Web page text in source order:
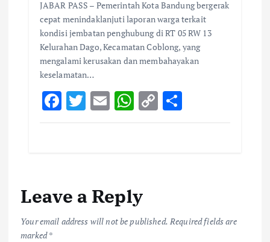
JABAR PASS – Pemerintah Kota Bandung bergerak
cepat menindaklanjuti laporan warga terkait
kondisi jembatan penghubung di RT 05 RW 13
Kelurahan Dago, Kecamatan Coblong, yang
mengalami kerusakan dan membahayakan
keselamatan…
F
ac
o
k
T
w
E
m
W
h
p
p
C
o
k
S
h
Leave a Reply
Your email address will not be published. Required fields are
marked*